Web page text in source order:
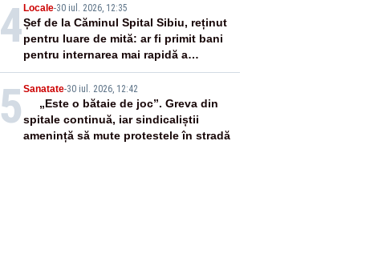
4Locale-30 iul. 2026, 12:35
Șef de la Căminul Spital Sibiu, reținut
pentru luare de mită: ar fi primit bani
pentru internarea mai rapidă a
persoanelor vârstnice
5 Sanatate-30 iul. 2026, 12:42
„Este o bătaie de joc”. Greva din
spitale continuă, iar sindicaliștii
amenință să mute protestele în stradă